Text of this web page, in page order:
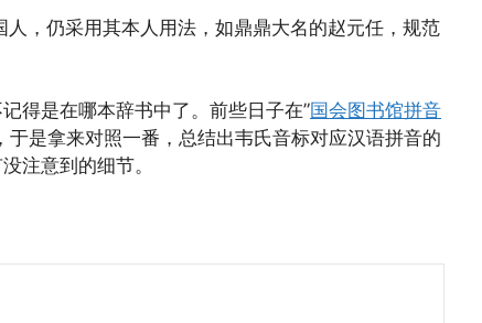
，仍采用其本人用法，如鼎鼎大名的赵元任，规范
得是在哪本辞书中了。前些日子在”国会图书馆拼音
于是拿来对照一番，总结出韦氏音标对应汉语拼音的
注意到的细节。